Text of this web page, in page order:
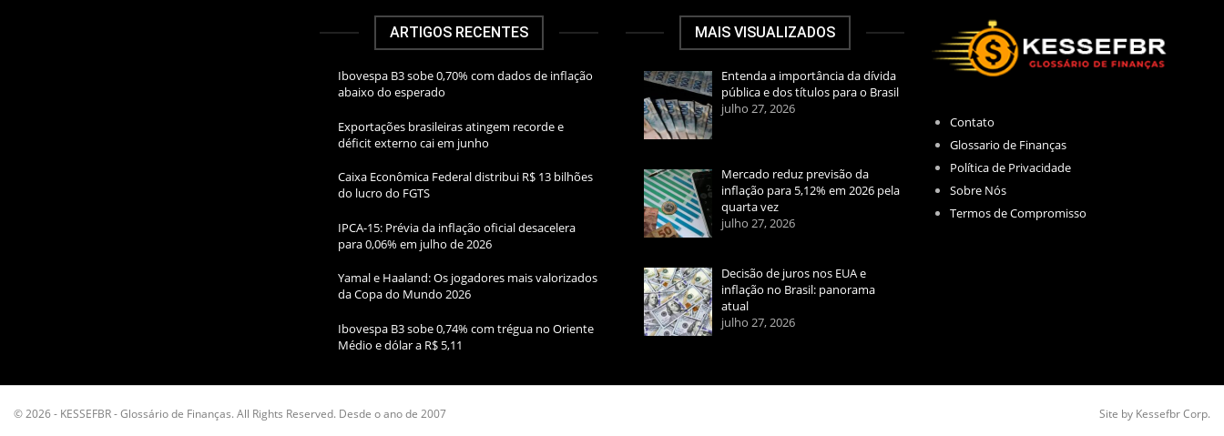
ARTIGOS RECENTES
Ibovespa B3 sobe 0,70% com dados de inflação
abaixo do esperado
Exportações brasileiras atingem recorde e
déficit externo cai em junho
Caixa Econômica Federal distribui R$ 13 bilhões
do lucro do FGTS
IPCA-15: Prévia da inflação oficial desacelera
para 0,06% em julho de 2026
Yamal e Haaland: Os jogadores mais valorizados
da Copa do Mundo 2026
Ibovespa B3 sobe 0,74% com trégua no Oriente
Médio e dólar a R$ 5,11
MAIS VISUALIZADOS
Entenda a importância da dívida
pública e dos títulos para o Brasil
julho 27, 2026
Mercado reduz previsão da
inflação para 5,12% em 2026 pela
quarta vez
julho 27, 2026
Decisão de juros nos EUA e
inflação no Brasil: panorama
atual
julho 27, 2026
Contato
Glossario de Finanças
Política de Privacidade
Sobre Nós
Termos de Compromisso
© 2026 - KESSEFBR - Glossário de Finanças. All Rights Reserved. Desde o ano de 2007 Site by Kessefbr Corp.